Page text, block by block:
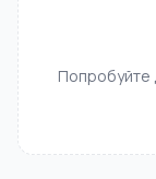
Попробуйте